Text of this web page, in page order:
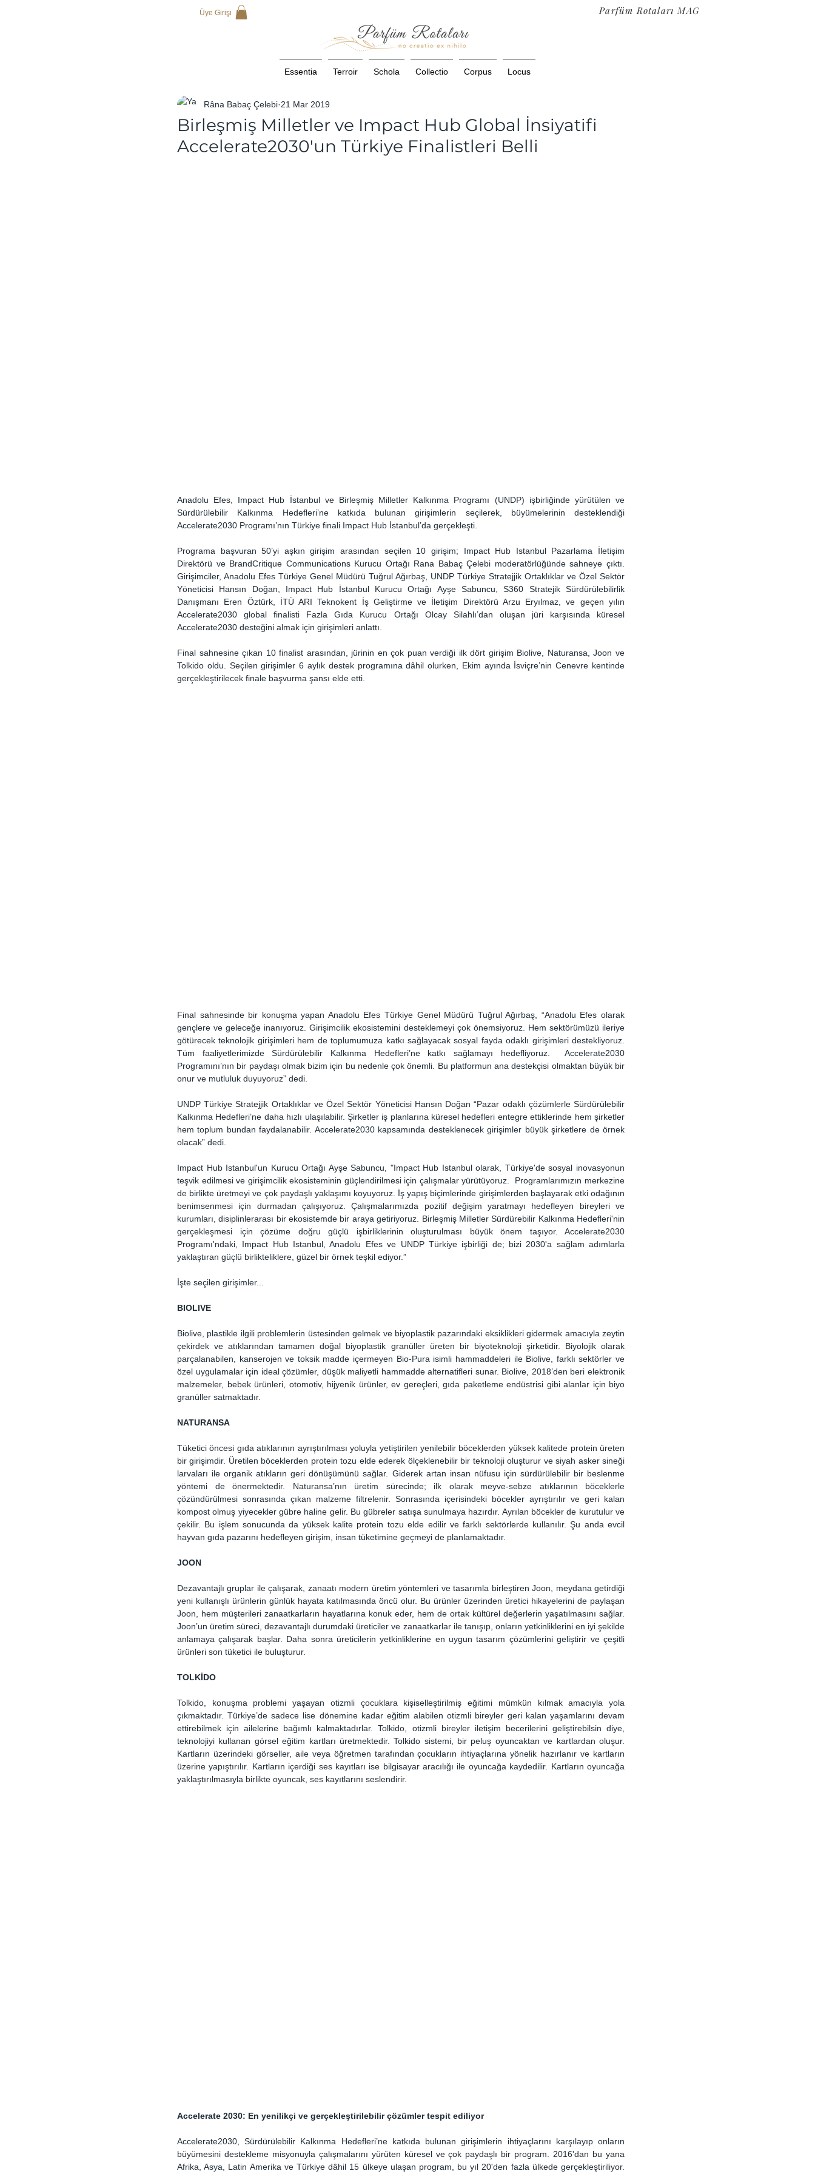
Üye Girişi Parfüm Rotaları MAG
Essentia Terroir Schola Collectio Corpus Locus
Birleşmiş Milletler ve Impact Hub Global İnsiyatifi
Accelerate2030'un Türkiye Finalistleri Belli
Râna Babaç Çelebi 21 Mar 2019
Anadolu Efes, Impact Hub İstanbul ve Birleşmiş Milletler Kalkınma Programı (UNDP) işbirliğinde yürütülen ve
Sürdürülebilir Kalkınma Hedefleri’ne katkıda bulunan girişimlerin seçilerek, büyümelerinin desteklendiği
Accelerate2030 Programı’nın Türkiye finali Impact Hub İstanbul’da gerçekleşti.
Programa başvuran 50’yi aşkın girişim arasından seçilen 10 girişim; Impact Hub Istanbul Pazarlama İletişim
Direktörü ve BrandCritique Communications Kurucu Ortağı Rana Babaç Çelebi moderatörlüğünde sahneye çıktı.
Girişimciler, Anadolu Efes Türkiye Genel Müdürü Tuğrul Ağırbaş, UNDP Türkiye Stratejjik Ortaklıklar ve Özel Sektör
Yöneticisi Hansın Doğan, Impact Hub İstanbul Kurucu Ortağı Ayşe Sabuncu, S360 Stratejik Sürdürülebilirlik
Danışmanı Eren Öztürk, İTÜ ARI Teknokent İş Geliştirme ve İletişim Direktörü Arzu Eryılmaz, ve geçen yılın
Accelerate2030 global finalisti Fazla Gıda Kurucu Ortağı Olcay Silahlı’dan oluşan jüri karşısında küresel
Accelerate2030 desteğini almak için girişimleri anlattı.
Final sahnesine çıkan 10 finalist arasından, jürinin en çok puan verdiği ilk dört girişim Biolive, Naturansa, Joon ve
Tolkido oldu. Seçilen girişimler 6 aylık destek programına dâhil olurken, Ekim ayında İsviçre’nin Cenevre kentinde
gerçekleştirilecek finale başvurma şansı elde etti.
Final sahnesinde bir konuşma yapan Anadolu Efes Türkiye Genel Müdürü Tuğrul Ağırbaş, “Anadolu Efes olarak
gençlere ve geleceğe inanıyoruz. Girişimcilik ekosistemini desteklemeyi çok önemsiyoruz. Hem sektörümüzü ileriye
götürecek teknolojik girişimleri hem de toplumumuza katkı sağlayacak sosyal fayda odaklı girişimleri destekliyoruz.
Tüm faaliyetlerimizde Sürdürülebilir Kalkınma Hedefleri’ne katkı sağlamayı hedefliyoruz.  Accelerate2030
Programını’nın bir paydaşı olmak bizim için bu nedenle çok önemli. Bu platformun ana destekçisi olmaktan büyük bir
onur ve mutluluk duyuyoruz” dedi.
UNDP Türkiye Stratejjik Ortaklıklar ve Özel Sektör Yöneticisi Hansın Doğan “Pazar odaklı çözümlerle Sürdürülebilir
Kalkınma Hedefleri’ne daha hızlı ulaşılabilir. Şirketler iş planlarına küresel hedefleri entegre ettiklerinde hem şirketler
hem toplum bundan faydalanabilir. Accelerate2030 kapsamında desteklenecek girişimler büyük şirketlere de örnek
olacak” dedi.
Impact Hub Istanbul'un Kurucu Ortağı Ayşe Sabuncu, "Impact Hub Istanbul olarak, Türkiye'de sosyal inovasyonun
teşvik edilmesi ve girişimcilik ekosisteminin güçlendirilmesi için çalışmalar yürütüyoruz.  Programlarımızın merkezine
de birlikte üretmeyi ve çok paydaşlı yaklaşımı koyuyoruz. İş yapış biçimlerinde girişimlerden başlayarak etki odağının
benimsenmesi için durmadan çalışıyoruz. Çalışmalarımızda pozitif değişim yaratmayı hedefleyen bireyleri ve
kurumları, disiplinlerarası bir ekosistemde bir araya getiriyoruz. Birleşmiş Milletler Sürdürebilir Kalkınma Hedefleri'nin
gerçekleşmesi için çözüme doğru güçlü işbirliklerinin oluşturulması büyük önem taşıyor. Accelerate2030
Programı'ndaki, Impact Hub Istanbul, Anadolu Efes ve UNDP Türkiye işbirliği de; bizi 2030'a sağlam adımlarla
yaklaştıran güçlü birlikteliklere, güzel bir örnek teşkil ediyor.”
İşte seçilen girişimler...
BIOLIVE
Biolive, plastikle ilgili problemlerin üstesinden gelmek ve biyoplastik pazarındaki eksiklikleri gidermek amacıyla zeytin
çekirdek ve atıklarından tamamen doğal biyoplastik granüller üreten bir biyoteknoloji şirketidir. Biyolojik olarak
parçalanabilen, kanserojen ve toksik madde içermeyen Bio-Pura isimli hammaddeleri ile Biolive, farklı sektörler ve
özel uygulamalar için ideal çözümler, düşük maliyetli hammadde alternatifleri sunar. Biolive, 2018’den beri elektronik
malzemeler, bebek ürünleri, otomotiv, hijyenik ürünler, ev gereçleri, gıda paketleme endüstrisi gibi alanlar için biyo
granüller satmaktadır.
NATURANSA
Tüketici öncesi gıda atıklarının ayrıştırılması yoluyla yetiştirilen yenilebilir böceklerden yüksek kalitede protein üreten
bir girişimdir. Üretilen böceklerden protein tozu elde ederek ölçeklenebilir bir teknoloji oluşturur ve siyah asker sineği
larvaları ile organik atıkların geri dönüşümünü sağlar. Giderek artan insan nüfusu için sürdürülebilir bir beslenme
yöntemi de önermektedir. Naturansa’nın üretim sürecinde; ilk olarak meyve-sebze atıklarının böceklerle
çözündürülmesi sonrasında çıkan malzeme filtrelenir. Sonrasında içerisindeki böcekler ayrıştırılır ve geri kalan
kompost olmuş yiyecekler gübre haline gelir. Bu gübreler satışa sunulmaya hazırdır. Ayrılan böcekler de kurutulur ve
çekilir. Bu işlem sonucunda da yüksek kalite protein tozu elde edilir ve farklı sektörlerde kullanılır. Şu anda evcil
hayvan gıda pazarını hedefleyen girişim, insan tüketimine geçmeyi de planlamaktadır.
JOON
Dezavantajlı gruplar ile çalışarak, zanaatı modern üretim yöntemleri ve tasarımla birleştiren Joon, meydana getirdiği
yeni kullanışlı ürünlerin günlük hayata katılmasında öncü olur. Bu ürünler üzerinden üretici hikayelerini de paylaşan
Joon, hem müşterileri zanaatkarların hayatlarına konuk eder, hem de ortak kültürel değerlerin yaşatılmasını sağlar.
Joon’un üretim süreci, dezavantajlı durumdaki üreticiler ve zanaatkarlar ile tanışıp, onların yetkinliklerini en iyi şekilde
anlamaya çalışarak başlar. Daha sonra üreticilerin yetkinliklerine en uygun tasarım çözümlerini geliştirir ve çeşitli
ürünleri son tüketici ile buluşturur.
TOLKİDO
Tolkido, konuşma problemi yaşayan otizmli çocuklara kişiselleştirilmiş eğitimi mümkün kılmak amacıyla yola
çıkmaktadır. Türkiye’de sadece lise dönemine kadar eğitim alabilen otizmli bireyler geri kalan yaşamlarını devam
ettirebilmek için ailelerine bağımlı kalmaktadırlar. Tolkido, otizmli bireyler iletişim becerilerini geliştirebilsin diye,
teknolojiyi kullanan görsel eğitim kartları üretmektedir. Tolkido sistemi, bir peluş oyuncaktan ve kartlardan oluşur.
Kartların üzerindeki görseller, aile veya öğretmen tarafından çocukların ihtiyaçlarına yönelik hazırlanır ve kartların
üzerine yapıştırılır. Kartların içerdiği ses kayıtları ise bilgisayar aracılığı ile oyuncağa kaydedilir. Kartların oyuncağa
yaklaştırılmasıyla birlikte oyuncak, ses kayıtlarını seslendirir.
Accelerate 2030: En yenilikçi ve gerçekleştirilebilir çözümler tespit ediliyor
Accelerate2030, Sürdürülebilir Kalkınma Hedefleri’ne katkıda bulunan girişimlerin ihtiyaçlarını karşılayıp onların
büyümesini destekleme misyonuyla çalışmalarını yürüten küresel ve çok paydaşlı bir program. 2016'dan bu yana
Afrika, Asya, Latin Amerika ve Türkiye dâhil 15 ülkeye ulaşan program, bu yıl 20'den fazla ülkede gerçekleştiriliyor.